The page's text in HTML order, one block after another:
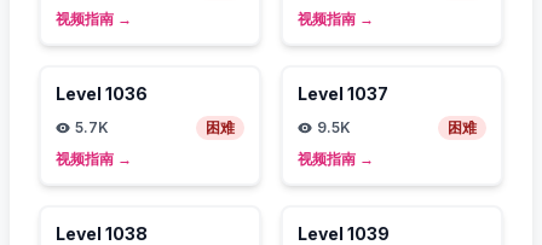
视频指南 →
视频指南 →
Level 1036
5.7K
困难
视频指南 →
Level 1037
9.5K
困难
视频指南 →
Level 1038 Level 1039